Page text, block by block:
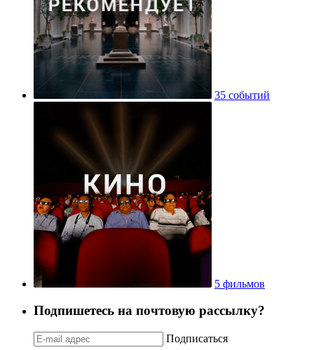
35 событий
5 фильмов
Подпишетесь на почтовую рассылку?
Подписаться